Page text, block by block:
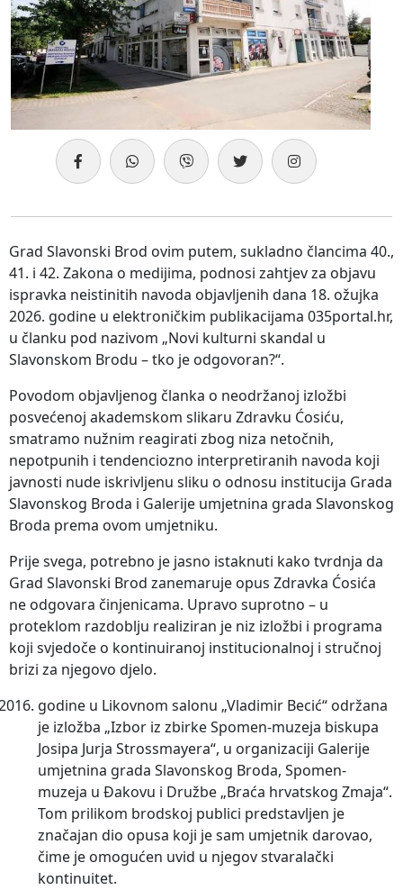
Grad Slavonski Brod ovim putem, sukladno člancima 40.,
41. i 42. Zakona o medijima, podnosi zahtjev za objavu
ispravka neistinitih navoda objavljenih dana 18. ožujka
2026. godine u elektroničkim publikacijama 035portal.hr,
u članku pod nazivom „Novi kulturni skandal u
Slavonskom Brodu – tko je odgovoran?“.
Povodom objavljenog članka o neodržanoj izložbi
posvećenoj akademskom slikaru Zdravku Ćosiću,
smatramo nužnim reagirati zbog niza netočnih,
nepotpunih i tendenciozno interpretiranih navoda koji
javnosti nude iskrivljenu sliku o odnosu institucija Grada
Slavonskog Broda i Galerije umjetnina grada Slavonskog
Broda prema ovom umjetniku.
Prije svega, potrebno je jasno istaknuti kako tvrdnja da
Grad Slavonski Brod zanemaruje opus Zdravka Ćosića
ne odgovara činjenicama. Upravo suprotno – u
proteklom razdoblju realiziran je niz izložbi i programa
koji svjedoče o kontinuiranoj institucionalnoj i stručnoj
brizi za njegovo djelo.
godine u Likovnom salonu „Vladimir Becić“ održana
je izložba „Izbor iz zbirke Spomen-muzeja biskupa
Josipa Jurja Strossmayera“, u organizaciji Galerije
umjetnina grada Slavonskog Broda, Spomen-
muzeja u Đakovu i Družbe „Braća hrvatskog Zmaja“.
Tom prilikom brodskoj publici predstavljen je
značajan dio opusa koji je sam umjetnik darovao,
čime je omogućen uvid u njegov stvaralački
kontinuitet.